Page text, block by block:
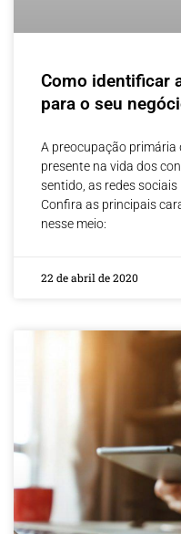
Como identificar
para o seu
A preocupação
presente na vida dos
sentido, as redes
Confira as principais
nesse meio:
22 de abril de 2020